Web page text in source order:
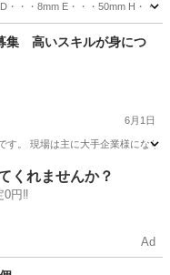
・・8mm E・・・50mm H・・
ト集 高いスキルが身につ
6月1日
す。 現場は主に大手企業様にな
くれませんか？
0円‼️
Ad